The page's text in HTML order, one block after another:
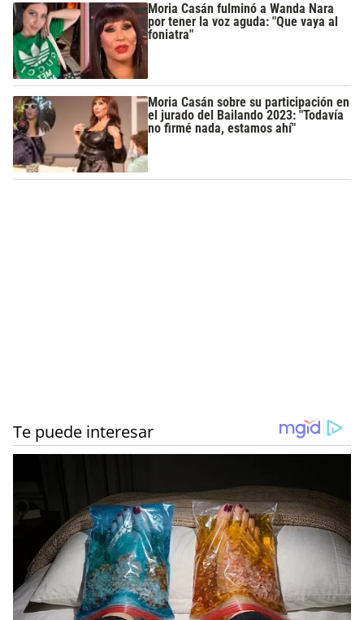
Moria Casán fulminó a Wanda Nara
por tener la voz aguda: "Que vaya al
foniatra"
Moria Casán sobre su participación en
el jurado del Bailando 2023: "Todavía
no firmé nada, estamos ahí"